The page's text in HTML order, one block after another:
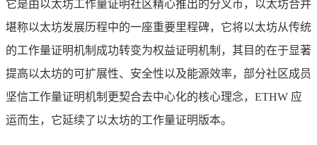
它是由以太坊工作量证明社区精心推出的分叉币，以太坊合并
堪称以太坊发展历程中的一座重要里程碑，它将以太坊从传统
的工作量证明机制成功转变为权益证明机制，其目的在于显著
提高以太坊的可扩展性、安全性以及能源效率，部分社区成员
坚信工作量证明机制更契合去中心化的核心理念，ETHW 应
运而生，它延续了以太坊的工作量证明版本。